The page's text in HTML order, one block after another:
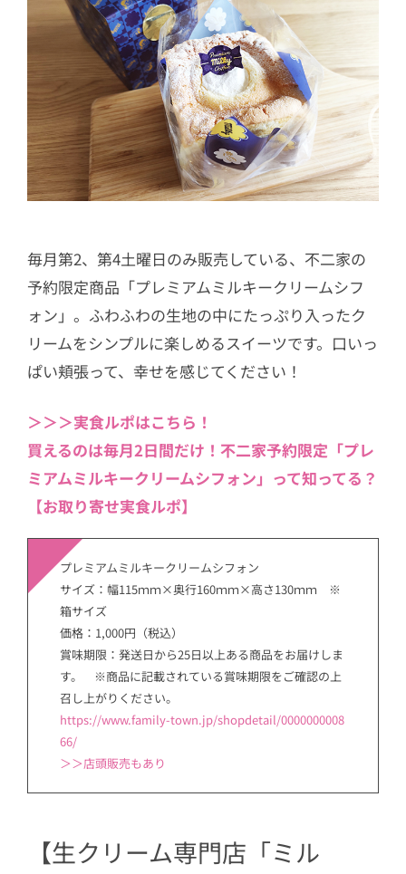
毎月第2、第4土曜日のみ販売している、不二家の
予約限定商品「プレミアムミルキークリームシフ
ォン」。ふわふわの生地の中にたっぷり入ったク
リームをシンプルに楽しめるスイーツです。口いっ
ぱい頬張って、幸せを感じてください！
＞＞＞実食ルポはこちら！
買えるのは毎月2日間だけ！不二家予約限定「プレ
ミアムミルキークリームシフォン」って知ってる？
【お取り寄せ実食ルポ】
プレミアムミルキークリームシフォン
サイズ：幅115ｍｍ×奥行160ｍｍ×高さ130ｍｍ ※
箱サイズ
価格：1,000円（税込）
賞味期限：発送日から25日以上ある商品をお届けしま
す。 ※商品に記載されている賞味期限をご確認の上
召し上がりください。
https://www.family-town.jp/shopdetail/0000000008
66/
＞＞店頭販売もあり
【生クリーム専門店「ミル